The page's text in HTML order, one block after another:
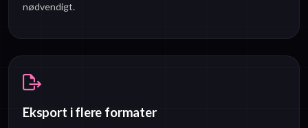
nødvendigt.
Eksport i flere formater